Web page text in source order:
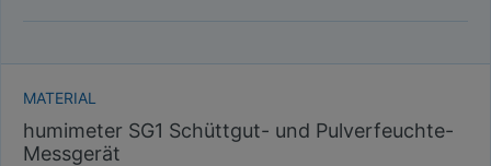
MATERIAL
humimeter SG1 Schüttgut- und Pulverfeuchte-
Messgerät